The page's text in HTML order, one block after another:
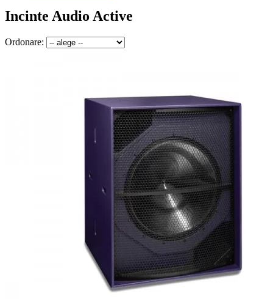
Incinte Audio Active
Ordonare: